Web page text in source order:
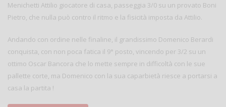
Menichetti Attilio giocatore di casa, passeggia 3/0 su un provato Boni
Pietro, che nulla può contro il ritmo e la fisicità imposta da Attilio.
Andando con ordine nelle finaline, il grandissimo Domenico Berardi
conquista, con non poca fatica il 9° posto, vincendo per 3/2 su un
ottimo Oscar Bancora che lo mette sempre in difficoltà con le sue
pallette corte, ma Domenico con la sua caparbietà riesce a portarsi a
casa la partita !